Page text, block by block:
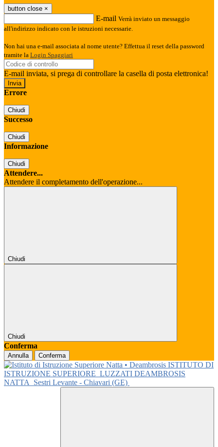
button close ×
E-mail Verrà inviato un messaggio
all'indirizzo indicato con le istruzioni necessarie.
Non hai una e-mail associata al nome utente? Effettua il reset della password
tramite la Login Spaggiari
E-mail inviata, si prega di controllare la casella di posta elettronica!
Errore
Chiudi
Successo
Chiudi
Informazione
Chiudi
Attendere...
Attendere il completamento dell'operazione...
Chiudi
Chiudi
Conferma
Annulla Conferma
ISTITUTO DI
ISTRUZIONE SUPERIORE LUZZATI DEAMBROSIS
NATTA
Sestri Levante - Chiavari (GE)